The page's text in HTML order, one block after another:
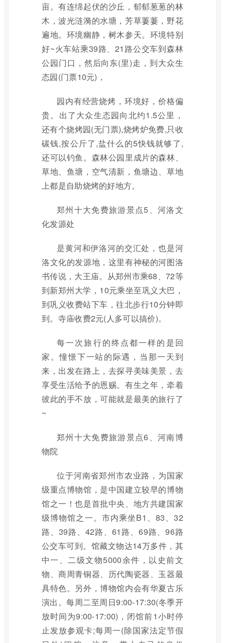
亩。有连绵起伏的沙丘，郁郁葱葱的林
木，波光涟漪的水塘，芳草萋萋，野花
遍地。环境幽静，树木参天。环境特别
好~火车站乘39路、21路公交车到森林
公园门口，然后向东(里)走，到大众生
态园(门票10元)，
园内有经营烧烤，环境好，价格偏
贵。出了大众生态园向北约1.5公里，
还有个烧烤园(无门票),烧烤炉免费,只收
碳钱,按公斤了,盐什么的5快钱就够了,
还可以钓鱼。森林公园里成片的森林、
草地、鱼塘，空气清新，鱼塘边、草地
上都是自助烧烤的好地方。
郑州十大免费旅游景点5、河洛文
化发源处
是黄河和伊洛河的交汇处，也是河
洛文化的发源地，这里有神秘的河图洛
书传说，大王庙。从郑州市乘68、72等
到新郑州大学，10元乘坐至巩义大巴，
到巩义收费站下车，往北步行10分钟即
到。寺庙收费2元(人多可以搞价)。
每一次旅行的终点都一样的是回
家。憧憬下一站的际遇，当那一天到
来，出发在路上，去探寻美味美景，去
享受生活给予的恩赐。有生之年，牵着
彼此的手不放，可能就是最美的旅行了
~
郑州十大免费旅游景点6、河南博
物院
位于河南省郑州市农业路，为国家
级重点博物馆，是中国建立较早的博物
馆之一！也是首批中央、地方共建国家
级博物馆之一。市内乘坐B1、83、32
路、39路、42路、61路、69路、96路
公交车可到。馆藏文物达14万多件，其
中一、二级文物5000余件，以史前文
物、商周青铜器、历代陶瓷器、玉器最
具特色。另外，博物馆内会有华夏古乐
演出。每周二至周日9:00-17:30(冬季开
放时间为9:00-17:00)，闭馆前1小时停
止发放参观卡;每周一(除国家法定节假